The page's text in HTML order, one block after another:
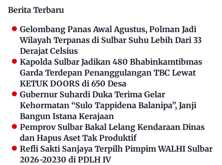
Berita Terbaru
Gelombang Panas Awal Agustus, Polman Jadi
Wilayah Terpanas di Sulbar Suhu Lebih Dari 33
Derajat Celsius
Kapolda Sulbar Jadikan 480 Bhabinkamtibmas
Garda Terdepan Penanggulangan TBC Lewat
KETUK DOORS di 650 Desa
Gubernur Suhardi Duka Terima Gelar
Kehormatan “Sulo Tappidena Balanipa”, Janji
Bangun Istana Kerajaan
Pemprov Sulbar Bakal Lelang Kendaraan Dinas
dan Hapus Aset Tak Produktif
Refli Sakti Sanjaya Terpilh Pimpim WALHI Sulbar
2026-20230 di PDLH IV